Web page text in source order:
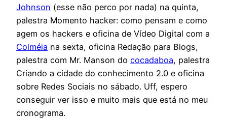
Johnson (esse não perco por nada) na quinta,
palestra Momento hacker: como pensam e como
agem os hackers e oficina de Vídeo Digital com a
Colméia na sexta, oficina Redação para Blogs,
palestra com Mr. Manson do cocadaboa, palestra
Criando a cidade do conhecimento 2.0 e oficina
sobre Redes Sociais no sábado. Uff, espero
conseguir ver isso e muito mais que está no meu
cronograma.